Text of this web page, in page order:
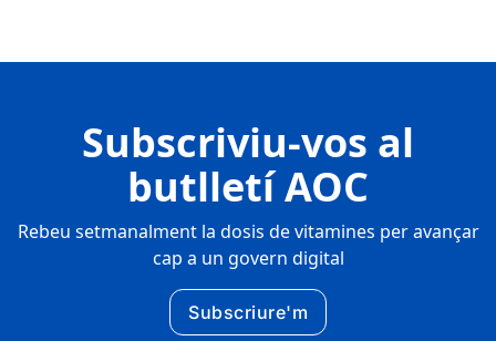
Subscriviu-vos al
butlletí AOC
Rebeu setmanalment la dosis de vitamines per avançar
cap a un govern digital
Subscriure'm